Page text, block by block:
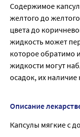
Содержимое
желтого до
цвета до
жидкость может
которое обратимо
жидкости могут
осадок, их наличие
Описание
Капсулы мягкие с